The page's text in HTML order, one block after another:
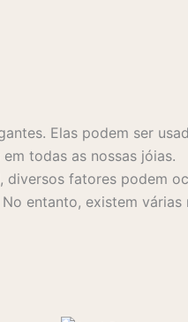
Elas podem ser
todas as nossas jóias.
fatores podem
entanto, existem